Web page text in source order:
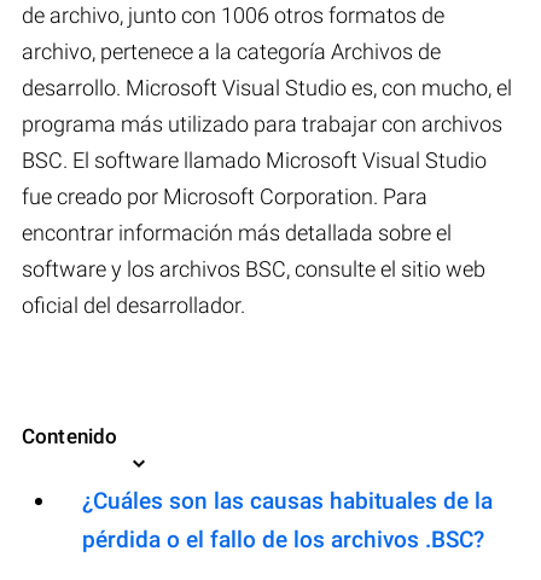
de archivo, junto con 1006 otros formatos de
archivo, pertenece a la categoría Archivos de
desarrollo. Microsoft Visual Studio es, con mucho, el
programa más utilizado para trabajar con archivos
BSC. El software llamado Microsoft Visual Studio
fue creado por Microsoft Corporation. Para
encontrar información más detallada sobre el
software y los archivos BSC, consulte el sitio web
oficial del desarrollador.
Contenido
¿Cuáles son las causas habituales de la
pérdida o el fallo de los archivos .BSC?